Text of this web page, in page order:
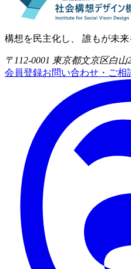
構想を民主化し、 誰もが未
〒112-0001 東京都文京区白山
会員登録お問い合わせ・ご相